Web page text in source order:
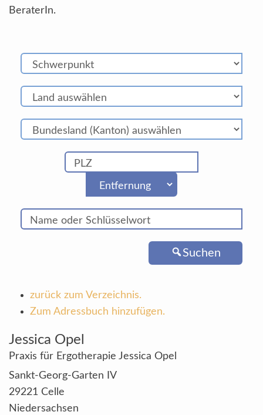
BeraterIn.
Suchen
zurück zum Verzeichnis.
Zum Adressbuch hinzufügen.
Jessica Opel
Praxis für Ergotherapie Jessica Opel
Sankt-Georg-Garten IV
29221 Celle
Niedersachsen